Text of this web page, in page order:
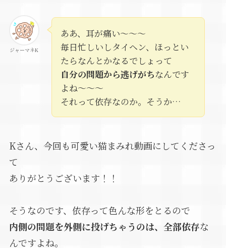
ジャーマネK
ああ、耳が痛い～～～
毎日忙しいしタイヘン、ほっとい
たらなんとかなるでしょって
自分の問題から逃げがちなんです
よね～～～
それって依存なのか。そうか…
Kさん、今回も可愛い猫まみれ動画にしてくださっ
て
ありがとうございます！！
そうなのです、依存って色んな形をとるので
内側の問題を外側に投げちゃうのは、全部依存な
んですよね。